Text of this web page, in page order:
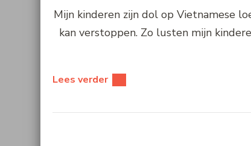
Mijn kinderen zijn dol op Vietnamese
kan verstoppen. Zo lusten mijn
Lees verder